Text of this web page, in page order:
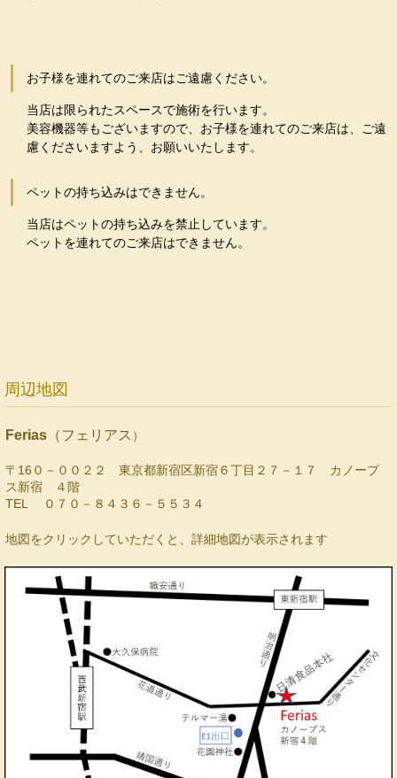
お子様を連れてのご来店はご遠慮ください。
当店は限られたスペースで施術を行います。
美容機器等もございますので、お子様を連れてのご来店は、ご遠
慮くださいますよう、お願いいたします。
ペットの持ち込みはできません。
当店はペットの持ち込みを禁止しています。
ペットを連れてのご来店はできません。
周辺地図
Ferias （フェリアス ）
〒16０－００２２ 東京都新宿区新宿６丁目２７－１７ カノープ
ス新宿 ４階
TEL ０７０－８４３６－５５３４
地図をクリックしていただくと、詳細地図が表示されます